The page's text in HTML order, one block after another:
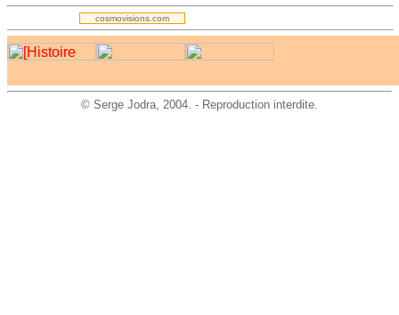
cosmovisions.com
© Serge Jodra, 2004. - Reproduction interdite.